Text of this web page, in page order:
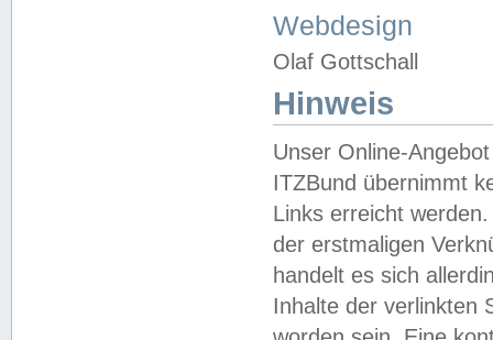
Webdesign
Olaf Gottschall
Hinweis
Unser Online-
ITZBund übernimmt
Links erreicht
der erstmaligen
handelt es sich
Inhalte der verlinkten